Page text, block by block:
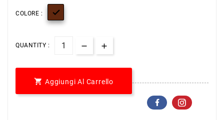
COLORE : 
QUANTITY :
 Aggiungi Al Carrello